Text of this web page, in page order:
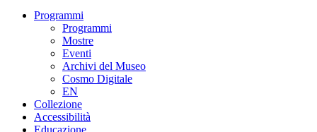
Programmi
Programmi
Mostre
Eventi
Archivi del Museo
Cosmo Digitale
EN
Collezione
Accessibilità
Educazione